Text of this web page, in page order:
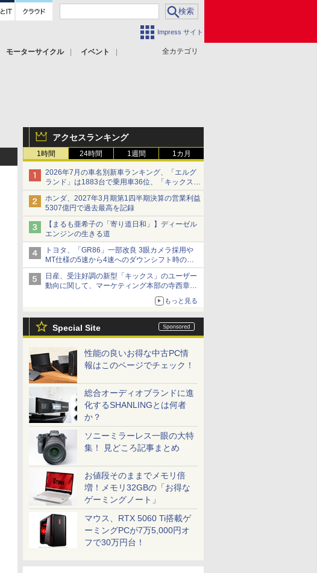
Impress サイト
全カテゴリ
モーターサイクル
イベント
アクセスランキング
1時間 24時間 1週間 1カ月
2026年7月の車名別新車ランキング、「エルグ
ランド」は1883台で乗用車36位、「キックス」
は2591台で27位に
ホンダ、2027年3月期第1四半期決算の営業利益
5307億円で過去最高を記録
【まるも亜希子の「寄り道日和」】ディーゼル
エンジンの生きる道
トヨタ、「GR86」一部改良 3眼カメラ採用や
MT仕様の5速から4速へのダウンシフト時の操
作性向上など
日産、受注好調の新型「キックス」のユーザー
動向に関して、マーケティング本部の寺西章氏
もっと見る
Special Site
性能の良いお得な中古PC情
報はこのページでチェック！
総合オーディオブランドに進
化するSHANLINGとは何者
か？
ソニーミラーレス一眼の大特
集！ 見どころ記事まとめ
お値段そのままでメモリ倍
増！メモリ32GBの「お得な
ゲーミングノート」
マウス、RTX 5060 Ti搭載ゲ
ーミングPCが7万5,000円オ
フで30万円台！